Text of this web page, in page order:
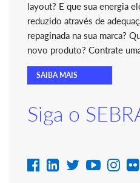
layout? E que sua energia
reduzido através de
repaginada na sua marca?
novo produto? Contrate
SAIBA MAIS
Siga o